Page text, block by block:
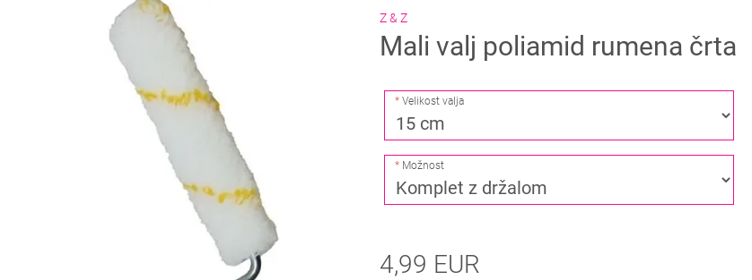
Z & Z
Mali valj poliamid rumena črta
Velikost valja
Možnost
4,99 EUR